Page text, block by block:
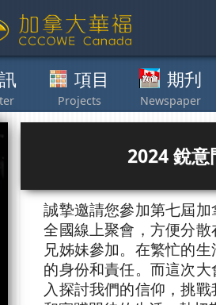
期刋 其他
2024 銳
誠摯邀請您參加第七屆
全國線上聚會，方便分
兄姊妹參加。在繁忙的
的身份和責任。而這次
入探討我們的信仰，挑